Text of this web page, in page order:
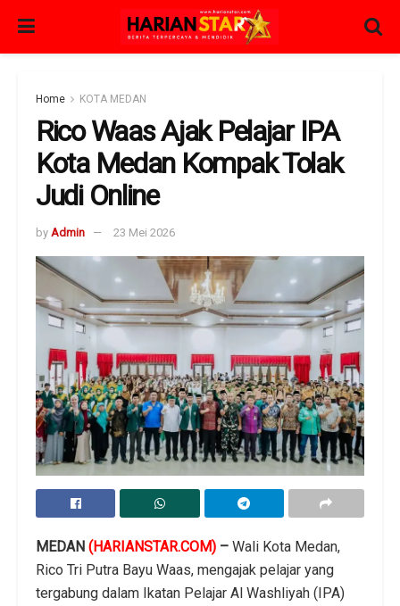
Home KOTA MEDAN
Rico Waas Ajak Pelajar IPA
Kota Medan Kompak Tolak
Judi Online
by Admin 23 Mei 2026
MEDAN (HARIANSTAR.COM) – Wali Kota Medan,
Rico Tri Putra Bayu Waas, mengajak pelajar yang
tergabung dalam Ikatan Pelajar Al Washliyah (IPA)